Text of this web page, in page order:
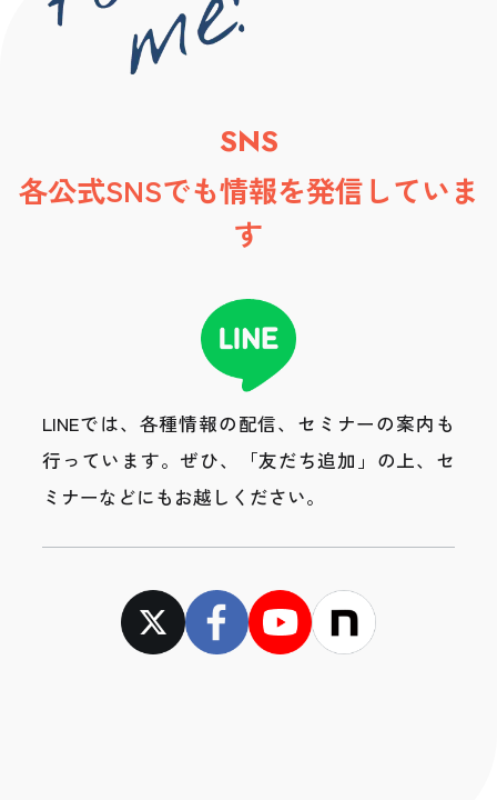
SNS
各公式SNSでも情報を発信していま
す
LINEでは、各種情報の配信、セミナーの案内も
行っています。 ぜひ、「友だち追加」の上、セ
ミナーなどにもお越しください。